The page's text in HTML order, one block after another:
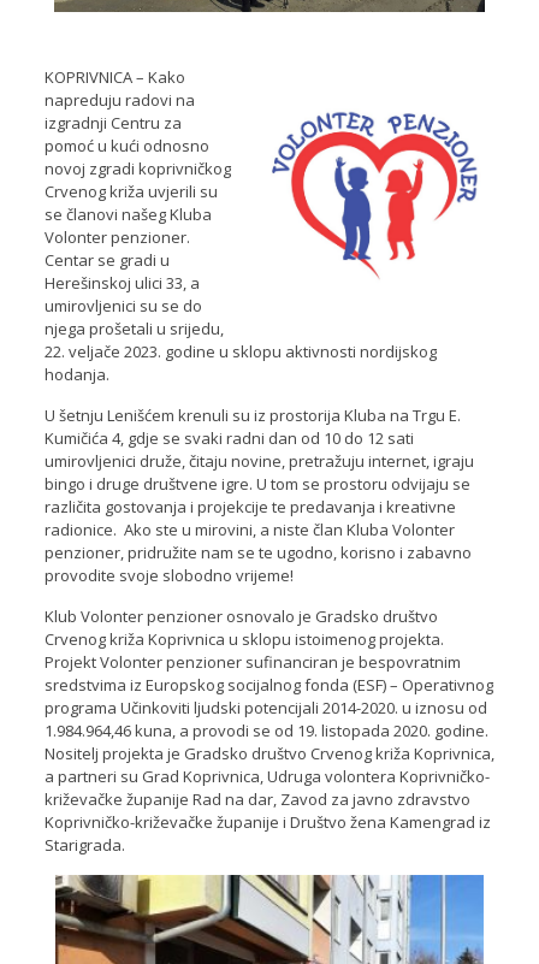
KOPRIVNICA – Kako
napreduju radovi na
izgradnji Centru za
pomoć u kući odnosno
novoj zgradi koprivničkog
Crvenog križa uvjerili su
se članovi našeg Kluba
Volonter penzioner.
Centar se gradi u
Herešinskoj ulici 33, a
umirovljenici su se do
njega prošetali u srijedu,
22. veljače 2023. godine u sklopu aktivnosti nordijskog
hodanja.
U šetnju Lenišćem krenuli su iz prostorija Kluba na Trgu E.
Kumičića 4, gdje se svaki radni dan od 10 do 12 sati
umirovljenici druže, čitaju novine, pretražuju internet, igraju
bingo i druge društvene igre. U tom se prostoru odvijaju se
različita gostovanja i projekcije te predavanja i kreativne
radionice. Ako ste u mirovini, a niste član Kluba Volonter
penzioner, pridružite nam se te ugodno, korisno i zabavno
provodite svoje slobodno vrijeme!
Klub Volonter penzioner osnovalo je Gradsko društvo
Crvenog križa Koprivnica u sklopu istoimenog projekta.
Projekt Volonter penzioner sufinanciran je bespovratnim
sredstvima iz Europskog socijalnog fonda (ESF) – Operativnog
programa Učinkoviti ljudski potencijali 2014-2020. u iznosu od
1.984.964,46 kuna, a provodi se od 19. listopada 2020. godine.
Nositelj projekta je Gradsko društvo Crvenog križa Koprivnica,
a partneri su Grad Koprivnica, Udruga volontera Koprivničko-
križevačke županije Rad na dar, Zavod za javno zdravstvo
Koprivničko-križevačke županije i Društvo žena Kamengrad iz
Starigrada.